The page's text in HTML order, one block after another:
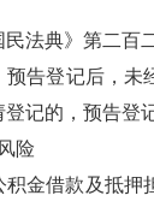
民法典》第二
告登记后，
记的，预告登
险
积金借款及抵押